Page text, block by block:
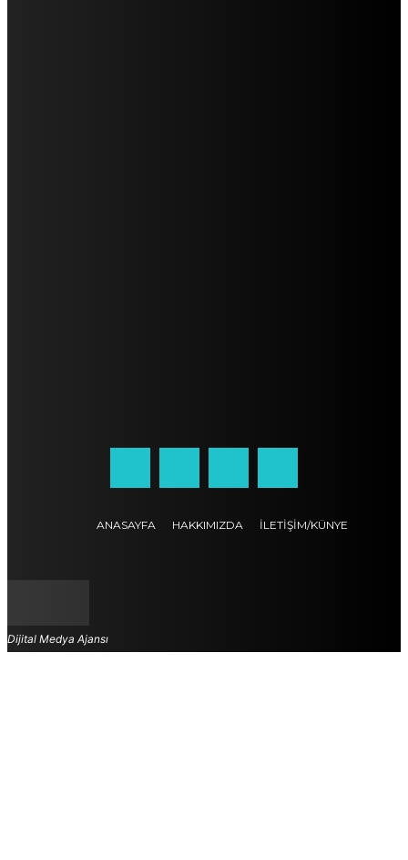
ANASAYFA HAKKIMIZDA İLETIŞIM/KÜNYE
Dijital Medya Ajansı